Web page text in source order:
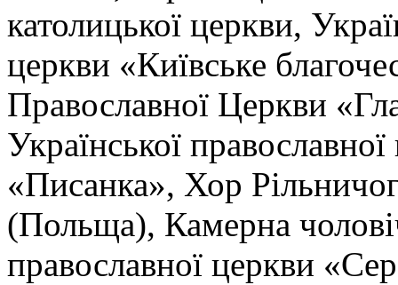
католицької церкви,
церкви «Київське
Православної Церкви
Української
«Писанка», Хор
(Польща), Камерна
православної церкви